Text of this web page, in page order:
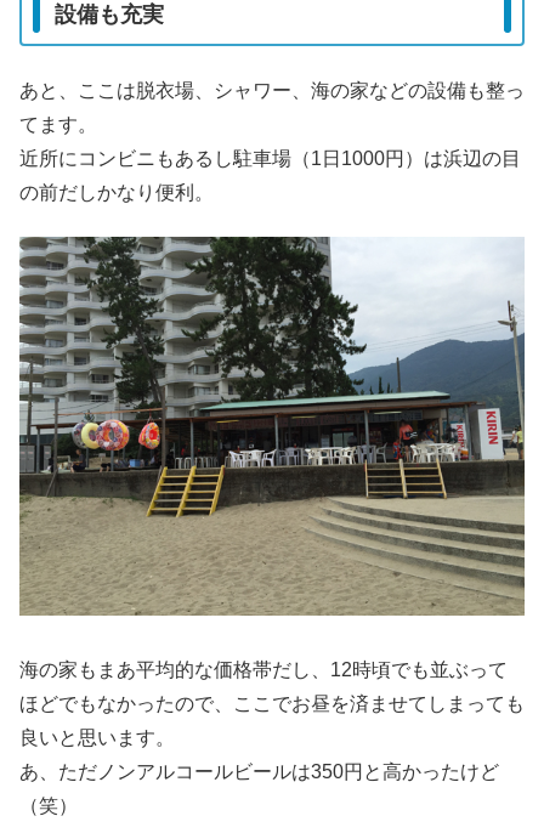
設備も充実
あと、ここは脱衣場、シャワー、海の家などの設備も整っ
てます。
近所にコンビニもあるし駐車場（1日1000円）は浜辺の目
の前だしかなり便利。
海の家もまあ平均的な価格帯だし、12時頃でも並ぶって
ほどでもなかったので、ここでお昼を済ませてしまっても
良いと思います。
あ、ただノンアルコールビールは350円と高かったけど
（笑）